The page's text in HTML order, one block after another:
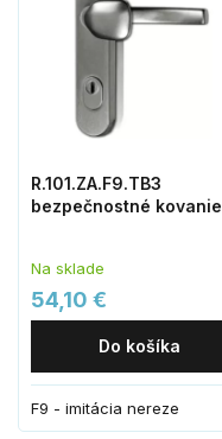
R.101.ZA.F9.TB3
bezpečnostné kovanie
Na sklade
54,10 €
Do košíka
F9 - imitácia nereze